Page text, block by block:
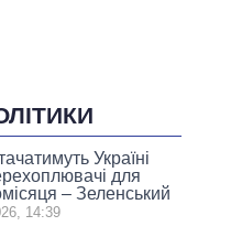
Україні
для
– Зеленський
14:39